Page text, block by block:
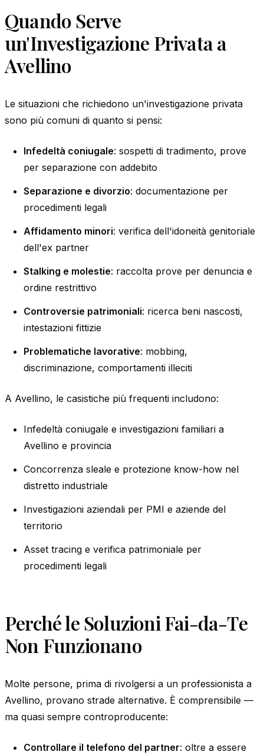
Quando Serve
un'Investigazione Privata a
Avellino
Le situazioni che richiedono un'investigazione privata
sono più comuni di quanto si pensi:
Infedeltà coniugale: sospetti di tradimento, prove
per separazione con addebito
Separazione e divorzio: documentazione per
procedimenti legali
Affidamento minori: verifica dell'idoneità genitoriale
dell'ex partner
Stalking e molestie: raccolta prove per denuncia e
ordine restrittivo
Controversie patrimoniali: ricerca beni nascosti,
intestazioni fittizie
Problematiche lavorative: mobbing,
discriminazione, comportamenti illeciti
A Avellino, le casistiche più frequenti includono:
Infedeltà coniugale e investigazioni familiari a
Avellino e provincia
Concorrenza sleale e protezione know-how nel
distretto industriale
Investigazioni aziendali per PMI e aziende del
territorio
Asset tracing e verifica patrimoniale per
procedimenti legali
Perché le Soluzioni Fai-da-Te
Non Funzionano
Molte persone, prima di rivolgersi a un professionista a
Avellino, provano strade alternative. È comprensibile —
ma quasi sempre controproducente:
Controllare il telefono del partner: oltre a essere